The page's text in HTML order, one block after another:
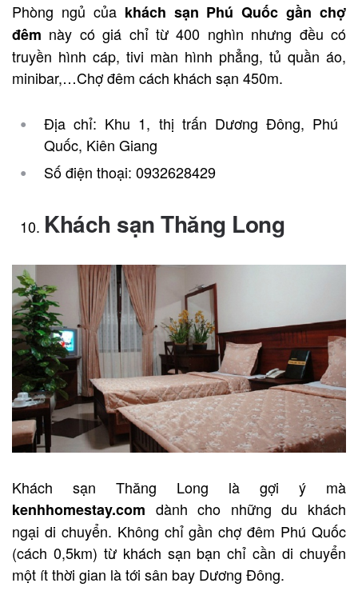
Phòng ngủ của khách sạn Phú Quốc gần chợ
đêm này có giá chỉ từ 400 nghìn nhưng đều có
truyền hình cáp, tivi màn hình phẳng, tủ quần áo,
minibar,…Chợ đêm cách khách sạn 450m.
Địa chỉ: Khu 1, thị trấn Dương Đông, Phú
Quốc, Kiên Giang
Số điện thoại: 0932628429
Khách sạn Thăng Long
Khách sạn Thăng Long là gợi ý mà
kenhhomestay.com dành cho những du khách
ngại di chuyển. Không chỉ gần chợ đêm Phú Quốc
(cách 0,5km) từ khách sạn bạn chỉ cần di chuyển
một ít thời gian là tới sân bay Dương Đông.